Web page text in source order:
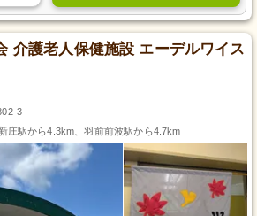
介護老人保健施設 エーデルワイス
3
庄駅から4.3km、羽前前波駅から4.7km